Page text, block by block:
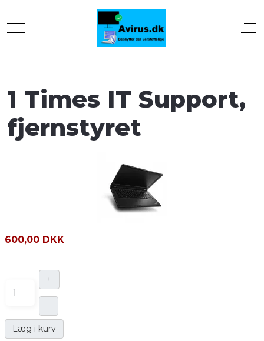
Mobile Menu Toggle
1 Times IT Support,
fjernstyret
600,00 DKK
+
–
Læg i kurv